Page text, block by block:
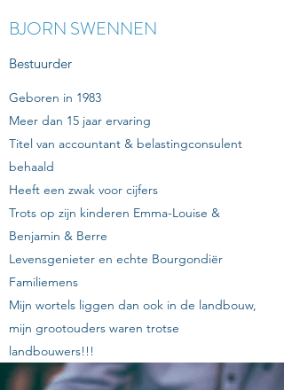
BJORN SWENNEN
Bestuurder
Geboren in 1983
Meer dan 15 jaar ervaring
Titel van accountant & belastingconsulent
behaald
Heeft een zwak voor cijfers
Trots op zijn kinderen Emma-Louise &
Benjamin & Berre
Levensgenieter en echte Bourgondiër
Familiemens
Mijn wortels liggen dan ook in de landbouw,
mijn grootouders waren trotse
landbouwers!!!